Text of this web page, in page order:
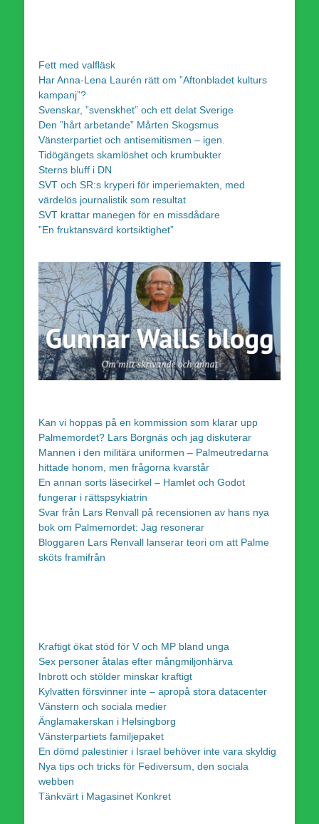
Fett med valfläsk
Har Anna-Lena Laurén rätt om ”Aftonbladet kulturs
kampanj”?
Svenskar, ”svenskhet” och ett delat Sverige
Den ”hårt arbetande” Mårten Skogsmus
Vänsterpartiet och antisemitismen – igen.
Tidögängets skamlöshet och krumbukter
Sterns bluff i DN
SVT och SR:s kryperi för imperiemakten, med
värdelös journalistik som resultat
SVT krattar manegen för en missdådare
”En fruktansvärd kortsiktighet”
Kan vi hoppas på en kommission som klarar upp
Palmemordet? Lars Borgnäs och jag diskuterar
Mannen i den militära uniformen – Palmeutredarna
hittade honom, men frågorna kvarstår
En annan sorts läsecirkel – Hamlet och Godot
fungerar i rättspsykiatrin
Svar från Lars Renvall på recensionen av hans nya
bok om Palmemordet: Jag resonerar
Bloggaren Lars Renvall lanserar teori om att Palme
sköts framifrån
Kraftigt ökat stöd för V och MP bland unga
Sex personer åtalas efter mångmiljonhärva
Inbrott och stölder minskar kraftigt
Kylvatten försvinner inte – apropå stora datacenter
Vänstern och sociala medier
Änglamakerskan i Helsingborg
Vänsterpartiets familjepaket
En dömd palestinier i Israel behöver inte vara skyldig
Nya tips och tricks för Fediversum, den sociala
webben
Tänkvärt i Magasinet Konkret